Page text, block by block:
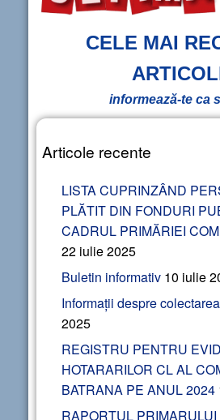
CELE MAI
informează-te ca
Articole recente
LISTA CUPRINZÂND
PLĂTIT DIN FONDURI
CADRUL PRIMĂRIEI
22 iulie 2025
Buletin informativ 10 iulie
Informații despre
2025
REGISTRU PENTRU
HOTARARILOR CL AL
BATRANA PE ANUL 2024
RAPORTUL PRIMARULUI